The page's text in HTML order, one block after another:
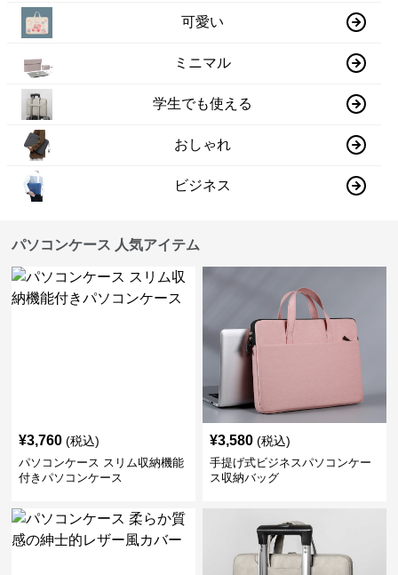
可愛い
ミニマル
学生でも使える
おしゃれ
ビジネス
パソコンケース 人気アイテム
¥3,760 (税込)
パソコンケース スリム収納機能
付きパソコンケース
¥3,580 (税込)
手提げ式ビジネスパソコンケー
ス収納バッグ